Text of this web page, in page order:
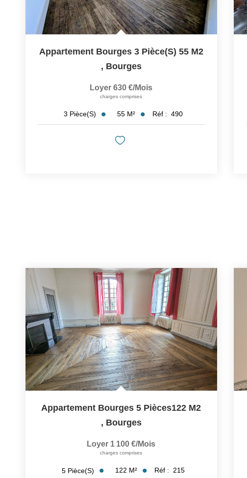
Appartement Bourges 3 Pièce(s) 55 M2
, Bourges
Loyer 630 €/mois
charges comprises
3 Pièce(s) 55 M² Réf : 490
Appartement Bourges 5 Pièces122 M2
, Bourges
Loyer 1 100 €/mois
charges comprises
5 Pièce(s) 122 M² Réf : 215